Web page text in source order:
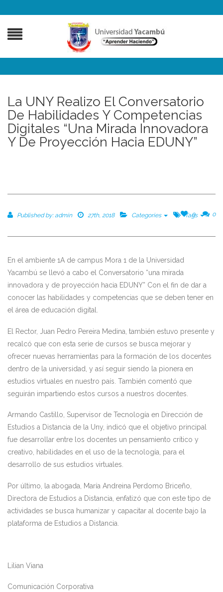
La UNY Realizo El Conversatorio
De Habilidades Y Competencias
Digitales “Una Mirada Innovadora
Y De Proyección Hacia EDUNY”
Published by:admin 27th, 2018 Categories Tags 0
0
En el ambiente 1A de campus Mora 1 de la Universidad
Yacambú se llevó a cabo el Conversatorio “una mirada
innovadora y de proyección hacia EDUNY” Con el fin de dar a
conocer las habilidades y competencias que se deben tener en
el área de educación digital.
El Rector, Juan Pedro Pereira Medina, también estuvo presente y
recalcó que con esta serie de cursos se busca mejorar y
ofrecer nuevas herramientas para la formación de los docentes
dentro de la universidad, y así seguir siendo la pionera en
estudios virtuales en nuestro país. También comentó que
seguirán impartiendo estos cursos a nuestros docentes.
Armando Castillo, Supervisor de Tecnología en Dirección de
Estudios a Distancia de la Uny, indicó que el objetivo principal
fue desarrollar entre los docentes un pensamiento crítico y
creativo, habilidades en el uso de la tecnología, para el
desarrollo de sus estudios virtuales.
Por último, la abogada, María Andreina Perdomo Briceño,
Directora de Estudios a Distancia, enfatizó que con este tipo de
actividades se busca humanizar y capacitar al docente bajo la
plataforma de Estudios a Distancia.
Lilian Viana
Comunicación Corporativa